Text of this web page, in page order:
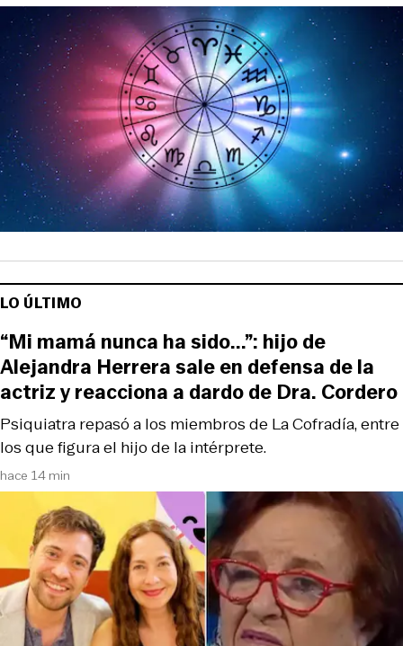
LO ÚLTIMO
hace 14 min
Psiquiatra repasó a los miembros de La Cofradía, entre
los que figura el hijo de la intérprete.
“Mi mamá nunca ha sido...”: hijo de
Alejandra Herrera sale en defensa de la
actriz y reacciona a dardo de Dra. Cordero